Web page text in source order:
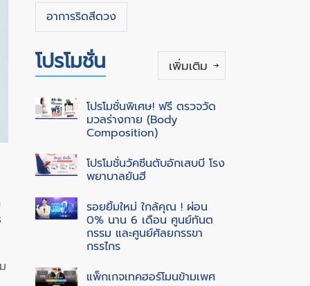
อาการริดสีดวง
โปรโมชั่น เพิ่มเติม
โปรโมชั่นพิเศษ! ฟรี ตรวจวัด
มวลร่างกาย (Body
Composition)
โปรโมชั่นวัคซีนตับอักเสบบี โรง
พยาบาลยันฮี
รอยยิ้มใหม่ ใกล้คุณ ! ผ่อน
0% นาน 6 เดือน ศูนย์ทันต
กรรม และศูนย์ศัลยกรรขา
กรรไกร
แพ็กเกจเทคฮอร์โมนข้ามเพศ